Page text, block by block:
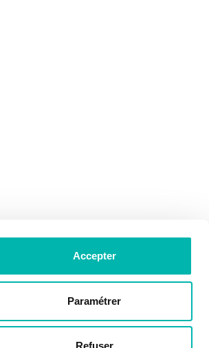
Accepter
Paramétrer
Refuser